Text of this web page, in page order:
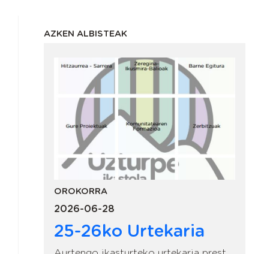
AZKEN ALBISTEAK
OROKORRA
2026-06-28
25-26ko Urtekaria